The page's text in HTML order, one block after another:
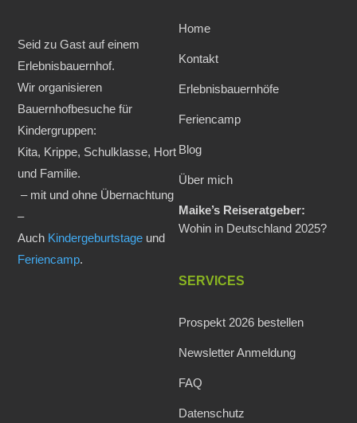
Seid zu Gast auf einem
Erlebnisbauernhof.
Wir organisieren
Bauernhofbesuche für
Kindergruppen:
Kita, Krippe, Schulklasse, Hort
und Familie.
– mit und ohne Übernachtung
–
Auch Kindergeburtstage und
Feriencamp.
Home
Kontakt
Erlebnisbauernhöfe
Feriencamp
Blog
Über mich
Maike’s Reiseratgeber:
Wohin in Deutschland 2025?
SERVICES
Prospekt 2026 bestellen
Newsletter Anmeldung
FAQ
Datenschutz